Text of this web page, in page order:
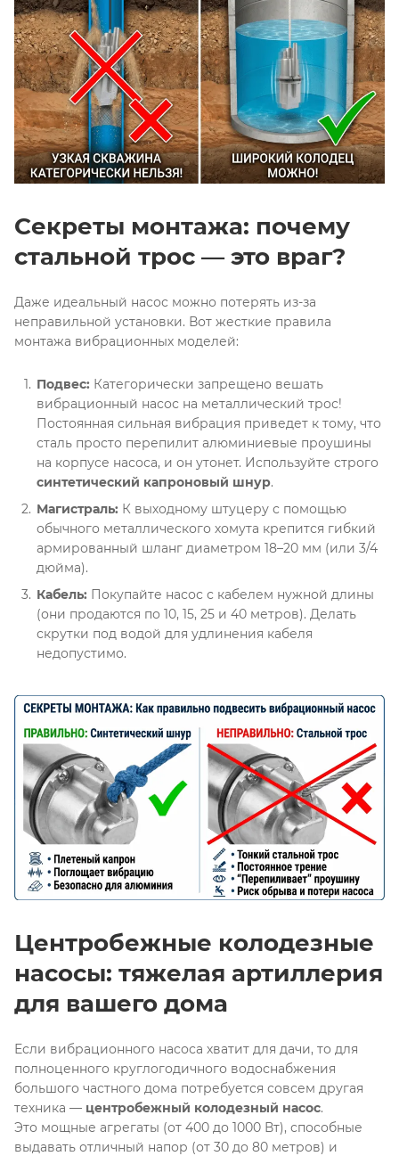
Секреты монтажа: почему
стальной трос — это враг?
Даже идеальный насос можно потерять из-за
неправильной установки. Вот жесткие правила
монтажа вибрационных моделей:
Подвес: Категорически запрещено вешать
вибрационный насос на металлический трос!
Постоянная сильная вибрация приведет к тому, что
сталь просто перепилит алюминиевые проушины
на корпусе насоса, и он утонет. Используйте строго
синтетический капроновый шнур.
Магистраль: К выходному штуцеру с помощью
обычного металлического хомута крепится гибкий
армированный шланг диаметром 18–20 мм (или 3/4
дюйма).
Кабель: Покупайте насос с кабелем нужной длины
(они продаются по 10, 15, 25 и 40 метров). Делать
скрутки под водой для удлинения кабеля
недопустимо.
Центробежные колодезные
насосы: тяжелая артиллерия
для вашего дома
Если вибрационного насоса хватит для дачи, то для
полноценного круглогодичного водоснабжения
большого частного дома потребуется совсем другая
техника — центробежный колодезный насос.
Это мощные агрегаты (от 400 до 1000 Вт), способные
выдавать отличный напор (от 30 до 80 метров) и